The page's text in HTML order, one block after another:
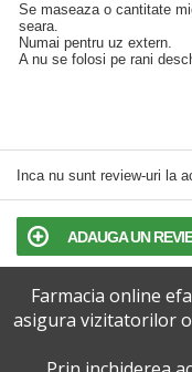
Se maseaza o cantitate
seara.
Numai pentru uz extern.
A nu se folosi pe rani
Inca nu sunt review-uri la
ADAUGA UN
TERMENI SI CONDITII
POLITICA DE
Farmacia online
asigura vizitatorilor